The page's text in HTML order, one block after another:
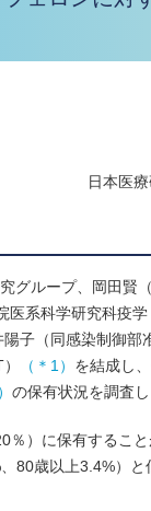
日本医
グループ、岡田賢
医系科学研究科疫
子（同感染制御部
（＊1） を結成し
の保有状況を調査し
％）に保有するこ
80歳以上3.4%）と